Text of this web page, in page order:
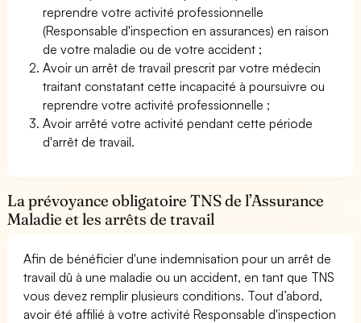
reprendre votre activité professionnelle
(Responsable d'inspection en assurances) en raison
de votre maladie ou de votre accident ;
Avoir un arrêt de travail prescrit par votre médecin
traitant constatant cette incapacité à poursuivre ou
reprendre votre activité professionnelle ;
Avoir arrêté votre activité pendant cette période
d'arrêt de travail.
La prévoyance obligatoire TNS de l’Assurance
Maladie et les arrêts de travail
Afin de bénéficier d'une indemnisation pour un arrêt de
travail dû à une maladie ou un accident, en tant que TNS
vous devez remplir plusieurs conditions. Tout d’abord,
avoir été affilié à votre activité Responsable d'inspection